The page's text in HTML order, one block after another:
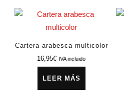
Cartera arabesca multicolor
16,95€ IVA incluido
LEER MÁS